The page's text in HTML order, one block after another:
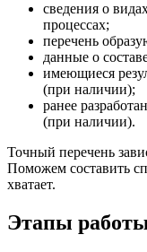
сведения о
процессах;
перечень
данные о
имеющиеся
(при наличии);
ранее
(при наличии).
Точный перечень
Поможем составить
хватает.
Этапы